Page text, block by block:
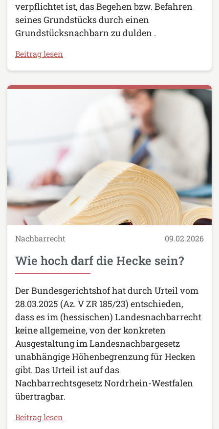
verpflichtet ist, das Begehen bzw. Befahren
seines Grundstücks durch einen
Grundstücksnachbarn zu dulden .
Beitrag lesen
Nachbarrecht 09.02.2026
Wie hoch darf die Hecke sein?
Der Bundesgerichtshof hat durch Urteil vom
28.03.2025 (Az. V ZR 185/23) entschieden,
dass es im (hessischen) Landesnachbarrecht
keine allgemeine, von der konkreten
Ausgestaltung im Landesnachbargesetz
unabhängige Höhenbegrenzung für Hecken
gibt. Das Urteil ist auf das
Nachbarrechtsgesetz Nordrhein-Westfalen
übertragbar.
Beitrag lesen